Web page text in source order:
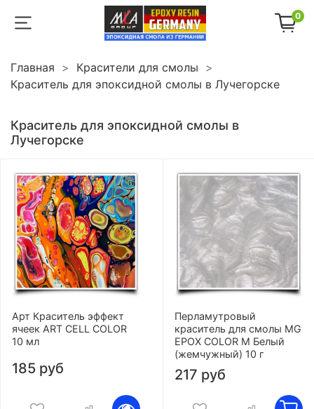
0
Главная
Красители для смолы
Краситель для эпоксидной смолы в Лучегорске
Краситель для эпоксидной смолы в
Лучегорске
Арт Краситель эффект
ячеек ART CELL COLOR
10 мл
185 руб
Перламутровый
краситель для смолы MG
EPOX COLOR M Белый
(жемчужный) 10 г
217 руб